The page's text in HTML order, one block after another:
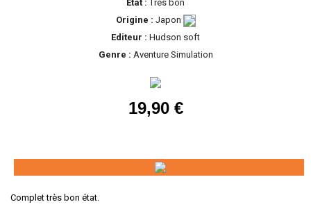
Etat :Très bon
Origine : Japon
Editeur : Hudson soft
Genre : Aventure Simulation
19,90 €
Complet très bon état.